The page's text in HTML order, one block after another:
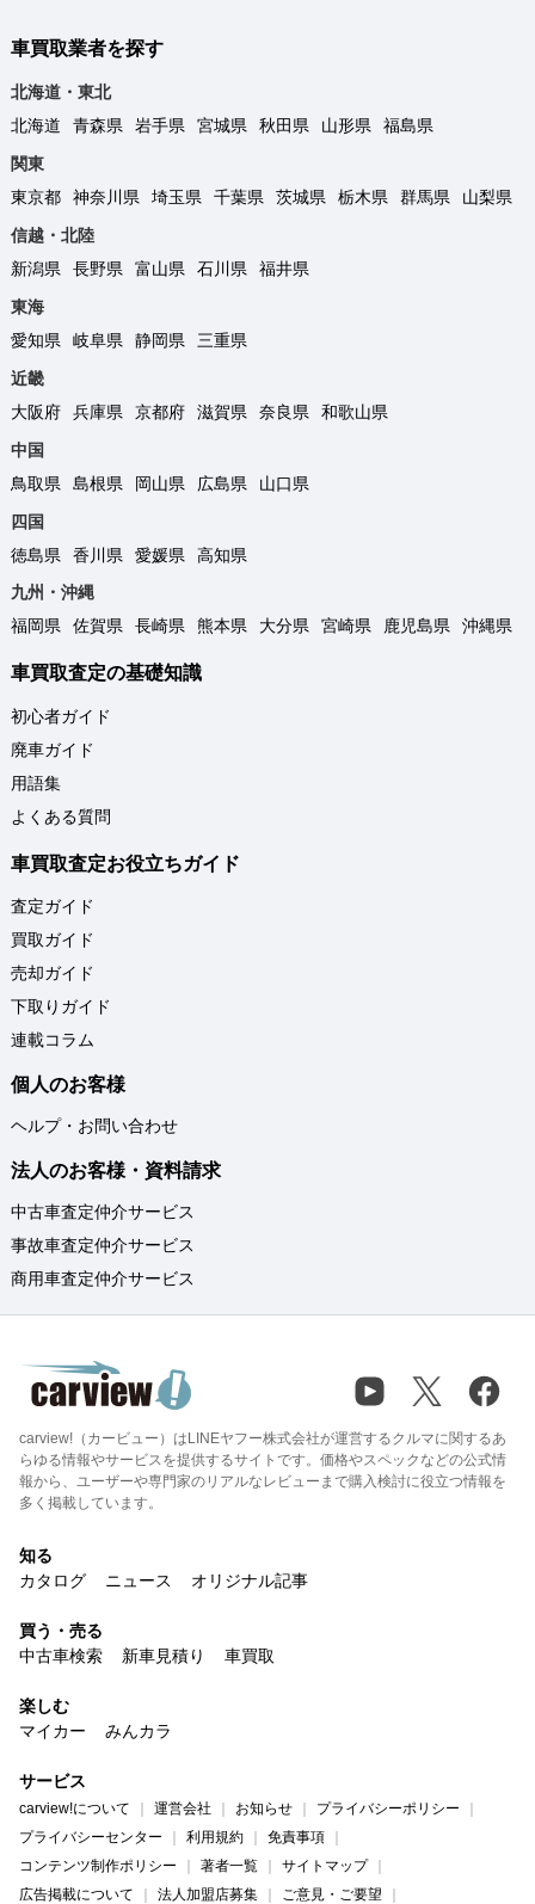
車買取業者を探す
北海道・東北
北海道
青森県 岩手県 宮城県 秋田県 山形県
福島県
関東
東京都
神奈川県 埼玉県 千葉県 茨城県 栃木県 群馬県
山梨県
信越・北陸
新潟県
長野県 富山県 石川県
福井県
東海
愛知県
岐阜県 静岡県
三重県
近畿
大阪府
兵庫県 京都府 滋賀県 奈良県
和歌山県
中国
鳥取県
島根県 岡山県 広島県
山口県
四国
徳島県
香川県 愛媛県
高知県
九州・沖縄
福岡県
佐賀県 長崎県 熊本県 大分県 宮崎県 鹿児島県 沖縄県
車買取査定の基礎知識
初心者ガイド
廃車ガイド
用語集
よくある質問
車買取査定お役立ちガイド
査定ガイド
買取ガイド
売却ガイド
下取りガイド
連載コラム
個人のお客様
ヘルプ・お問い合わせ
法人のお客様・資料請求
中古車査定仲介サービス
事故車査定仲介サービス
商用車査定仲介サービス
carview!（カービュー）はLINEヤフー株式会社が運営するクルマに関するあ
らゆる情報やサービスを提供するサイトです。価格やスペックなどの公式情
報から、ユーザーや専門家のリアルなレビューまで購入検討に役立つ情報を
多く掲載しています。
知る
カタログ
ニュース オリジナル記事
買う・売る
中古車検索
新車見積り 車買取
楽しむ
マイカー
みんカラ
サービス
carview!について 運営会社 お知らせ
プライバシーポリシー
プライバシーセンター
利用規約
免責事項
コンテンツ制作ポリシー
著者一覧
サイトマップ
広告掲載について
法人加盟店募集 ご意見・ご要望